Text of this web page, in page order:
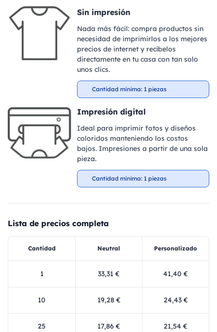
Sin impresión
Nada más fácil: compra productos sin
necesidad de imprimirlos a los mejores
precios de internet y recíbelos
directamente en tu casa con tan solo
unos clics.
Cantidad mínima: 1 piezas
Impresión digital
Ideal para imprimir fotos y diseños
coloridos manteniendo los costos
bajos. Impresiones a partir de una sola
pieza.
Cantidad mínima: 1 piezas
Lista de precios completa
Cantidad Neutral Personalizado
1 33,31 € 41,40 €
10 19,28 € 24,43 €
25 17,86 € 21,54 €